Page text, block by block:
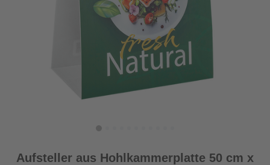
Aufsteller aus Hohlkammerplatte 50 cm x